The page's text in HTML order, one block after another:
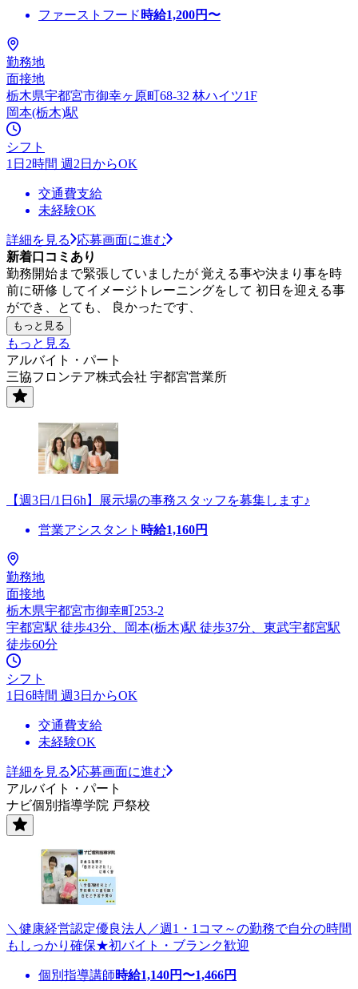
ファーストフード 時給1,200円〜
勤務地
面接地
栃木県宇都宮市御幸ヶ原町68-32 林ハイツ1F
岡本(栃木)駅
シフト
1日2時間 週2日からOK
交通費支給
未経験OK
詳細を見る
応募画面に進む
新着口コミあり
勤務開始まで緊張していましたが 覚える事や決まり事を時
前に研修 してイメージトレーニングをして 初日を迎える事
ができ、とても、 良かったです、
もっと見る
もっと見る
アルバイト・パート
三協フロンテア株式会社 宇都宮営業所
【週3日/1日6h】展示場の事務スタッフを募集します♪
営業アシスタント 時給1,160円
勤務地
面接地
栃木県宇都宮市御幸町253-2
宇都宮駅 徒歩43分、岡本(栃木)駅 徒歩37分、東武宇都宮駅
徒歩60分
シフト
1日6時間 週3日からOK
交通費支給
未経験OK
詳細を見る
応募画面に進む
アルバイト・パート
ナビ個別指導学院 戸祭校
＼健康経営認定優良法人／週1・1コマ～の勤務で自分の時間
もしっかり確保★初バイト・ブランク歓迎
個別指導講師時給1,140円〜1,466円